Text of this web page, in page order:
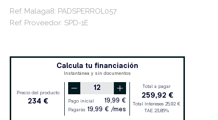
Ref. Malaga8: PADSPERROL057
Ref. Proveedor: SPD-1E